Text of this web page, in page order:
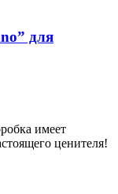
для
имеет
ценителя!